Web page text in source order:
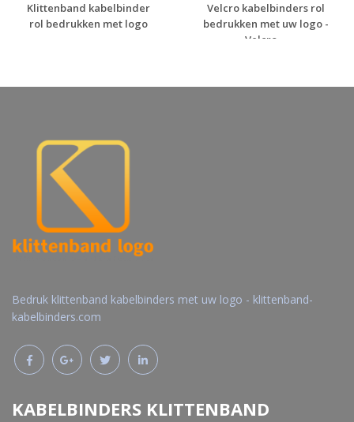
Klittenband kabelbinder
rol bedrukken met logo
Velcro kabelbinders rol
bedrukken met uw logo -
Velcro ...
Bedruk klittenband kabelbinders met uw logo - klittenband-
kabelbinders.com
KABELBINDERS KLITTENBAND